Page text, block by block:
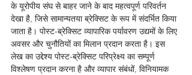
के यूरोपीय संघ से बाहर जाने के बाद महत्वपूर्ण परिवर्तन
देखा है, जिसे सामान्यतया ब्रेक्सिट के रूप में संदर्भित किया
जाता है। पोस्ट-ब्रेक्सिट व्यापारिक पर्यावरण उद्यमों के लिए
अवसर और चुनौतियों का मिलान प्रदान करता है। इस
लेख का उद्देश्य पोस्ट-ब्रेक्सिट परिप्रेक्ष्य का सम्पूर्ण
विश्लेषण प्रदान करना है और व्यापार संबंधों, विनियामक